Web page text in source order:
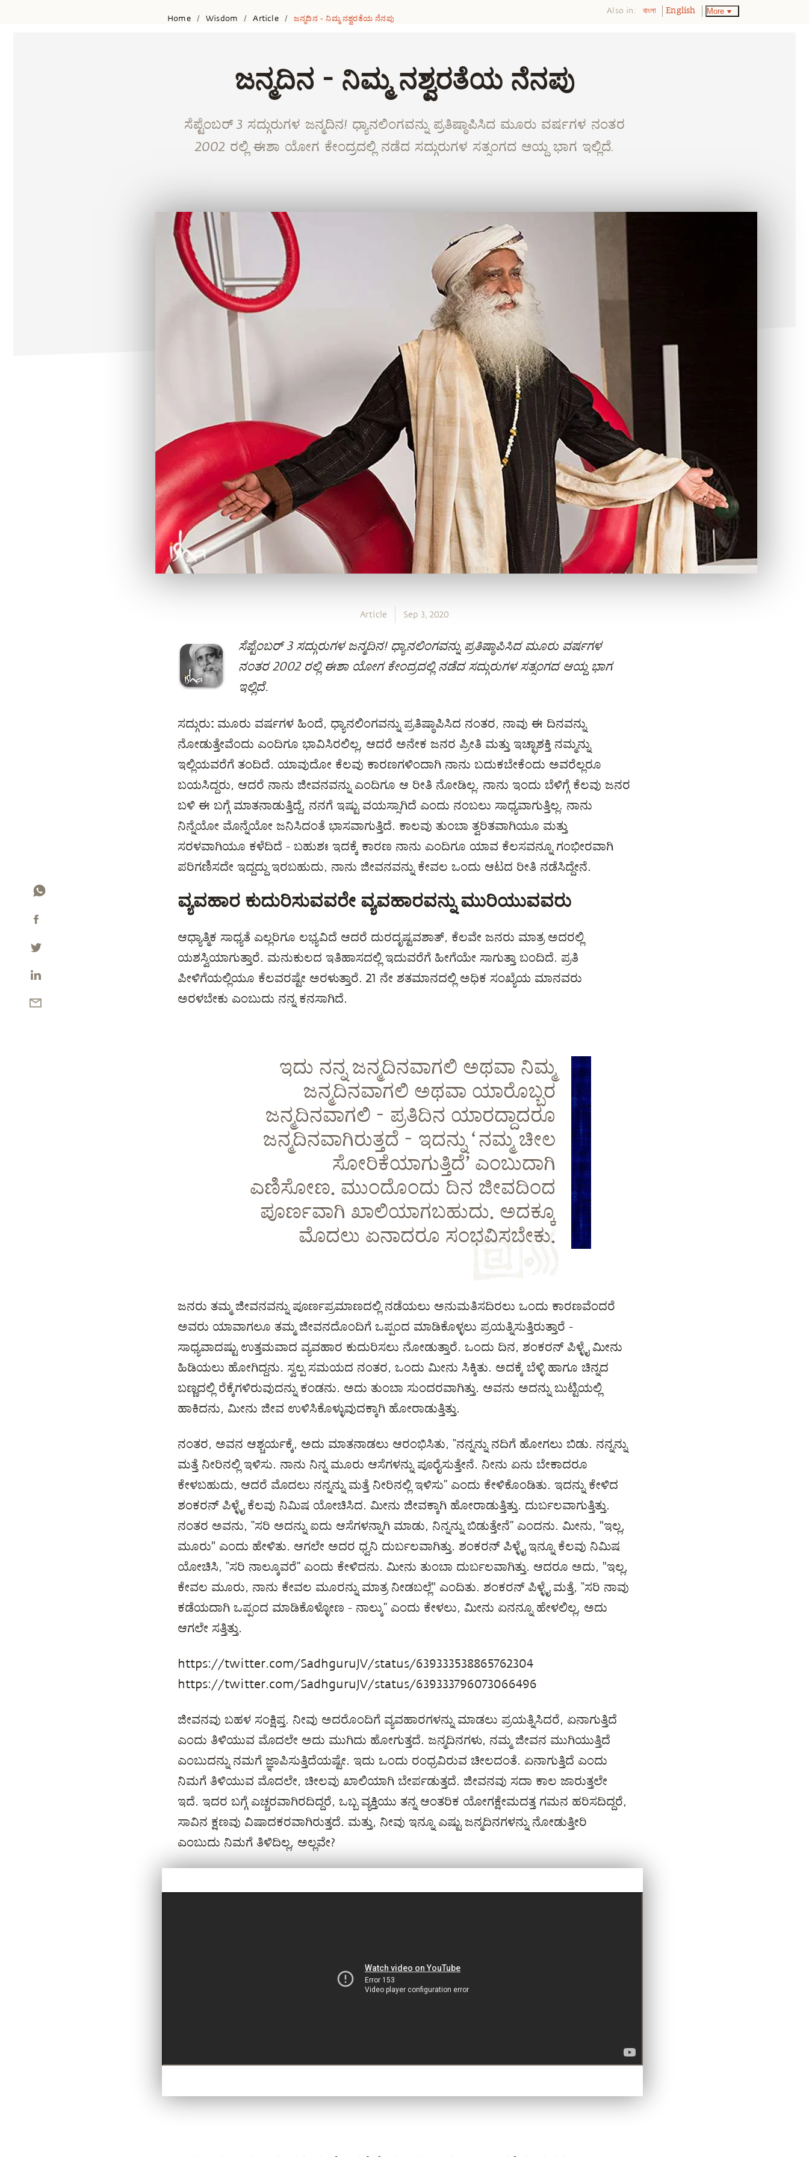
Home / Wisdom / Article / ಜನ್ಮದಿನ - ನಿಮ್ಮ ನಶ್ವರತೆಯ ನೆನಪು
Also in: বাংলা English More
ಜನ್ಮದಿನ - ನಿಮ್ಮ ನಶ್ವರತೆಯ ನೆನಪು
ಸೆಪ್ಟೆಂಬರ್ 3 ಸದ್ಗುರುಗಳ ಜನ್ಮದಿನ! ಧ್ಯಾನಲಿಂಗವನ್ನು ಪ್ರತಿಷ್ಠಾಪಿಸಿದ ಮೂರು ವರ್ಷಗಳ ನಂತರ
2002 ರಲ್ಲಿ ಈಶಾ ಯೋಗ ಕೇಂದ್ರದಲ್ಲಿ ನಡೆದ ಸದ್ಗುರುಗಳ ಸತ್ಸಂಗದ ಆಯ್ದ ಭಾಗ ಇಲ್ಲಿದೆ.
Article Sep 3, 2020
ಸೆಪ್ಟೆಂಬರ್ 3 ಸದ್ಗುರುಗಳ ಜನ್ಮದಿನ! ಧ್ಯಾನಲಿಂಗವನ್ನು ಪ್ರತಿಷ್ಠಾಪಿಸಿದ ಮೂರು ವರ್ಷಗಳ
ನಂತರ 2002 ರಲ್ಲಿ ಈಶಾ ಯೋಗ ಕೇಂದ್ರದಲ್ಲಿ ನಡೆದ ಸದ್ಗುರುಗಳ ಸತ್ಸಂಗದ ಆಯ್ದ ಭಾಗ
ಇಲ್ಲಿದೆ.
ಸದ್ಗುರು: ಮೂರು ವರ್ಷಗಳ ಹಿಂದೆ, ಧ್ಯಾನಲಿಂಗವನ್ನು ಪ್ರತಿಷ್ಠಾಪಿಸಿದ ನಂತರ, ನಾವು ಈ ದಿನವನ್ನು
ನೋಡುತ್ತೇವೆಂದು ಎಂದಿಗೂ ಭಾವಿಸಿರಲಿಲ್ಲ, ಆದರೆ ಅನೇಕ ಜನರ ಪ್ರೀತಿ ಮತ್ತು ಇಚ್ಛಾಶಕ್ತಿ ನಮ್ಮನ್ನು
ಇಲ್ಲಿಯವರೆಗೆ ತಂದಿದೆ. ಯಾವುದೋ ಕೆಲವು ಕಾರಣಗಳಿಂದಾಗಿ ನಾನು ಬದುಕಬೇಕೆಂದು ಅವರೆಲ್ಲರೂ
ಬಯಸಿದ್ದರು, ಆದರೆ ನಾನು ಜೀವನವನ್ನು ಎಂದಿಗೂ ಆ ರೀತಿ ನೋಡಿಲ್ಲ. ನಾನು ಇಂದು ಬೆಳಿಗ್ಗೆ ಕೆಲವು ಜನರ
ಬಳಿ ಈ ಬಗ್ಗೆ ಮಾತನಾಡುತ್ತಿದ್ದೆ, ನನಗೆ ಇಷ್ಟು ವಯಸ್ಸಾಗಿದೆ ಎಂದು ನಂಬಲು ಸಾಧ್ಯವಾಗುತ್ತಿಲ್ಲ. ನಾನು
ನಿನ್ನೆಯೋ ಮೊನ್ನೆಯೋ ಜನಿಸಿದಂತೆ ಭಾಸವಾಗುತ್ತಿದೆ. ಕಾಲವು ತುಂಬಾ ತ್ವರಿತವಾಗಿಯೂ ಮತ್ತು
ಸರಳವಾಗಿಯೂ ಕಳೆದಿದೆ - ಬಹುಶಃ ಇದಕ್ಕೆ ಕಾರಣ ನಾನು ಎಂದಿಗೂ ಯಾವ ಕೆಲಸವನ್ನೂ ಗಂಭೀರವಾಗಿ
ಪರಿಗಣಿಸದೇ ಇದ್ದದ್ದು ಇರಬಹುದು, ನಾನು ಜೀವನವನ್ನು ಕೇವಲ ಒಂದು ಆಟದ ರೀತಿ ನಡೆಸಿದ್ದೇನೆ.
ವ್ಯವಹಾರ ಕುದುರಿಸುವವರೇ ವ್ಯವಹಾರವನ್ನು ಮುರಿಯುವವರು
ಆಧ್ಯಾತ್ಮಿಕ ಸಾಧ್ಯತೆ ಎಲ್ಲರಿಗೂ ಲಭ್ಯವಿದೆ ಆದರೆ ದುರದೃಷ್ಟವಶಾತ್, ಕೆಲವೇ ಜನರು ಮಾತ್ರ ಅದರಲ್ಲಿ
ಯಶಸ್ವಿಯಾಗುತ್ತಾರೆ. ಮನುಕುಲದ ಇತಿಹಾಸದಲ್ಲಿ ಇದುವರೆಗೆ ಹೀಗೆಯೇ ಸಾಗುತ್ತಾ ಬಂದಿದೆ. ಪ್ರತಿ
ಪೀಳಿಗೆಯಲ್ಲಿಯೂ ಕೆಲವರಷ್ಟೇ ಅರಳುತ್ತಾರೆ. 21 ನೇ ಶತಮಾನದಲ್ಲಿ ಅಧಿಕ ಸಂಖ್ಯೆಯ ಮಾನವರು
ಅರಳಬೇಕು ಎಂಬುದು ನನ್ನ ಕನಸಾಗಿದೆ.
ಇದು ನನ್ನ ಜನ್ಮದಿನವಾಗಲಿ ಅಥವಾ ನಿಮ್ಮ
ಜನ್ಮದಿನವಾಗಲಿ ಅಥವಾ ಯಾರೊಬ್ಬರ
ಜನ್ಮದಿನವಾಗಲಿ - ಪ್ರತಿದಿನ ಯಾರದ್ದಾದರೂ
ಜನ್ಮದಿನವಾಗಿರುತ್ತದೆ - ಇದನ್ನು ‘ನಮ್ಮ ಚೀಲ
ಸೋರಿಕೆಯಾಗುತ್ತಿದೆ’ ಎಂಬುದಾಗಿ
ಎಣಿಸೋಣ. ಮುಂದೊಂದು ದಿನ ಜೀವದಿಂದ
ಪೂರ್ಣವಾಗಿ ಖಾಲಿಯಾಗಬಹುದು. ಅದಕ್ಕೂ
ಮೊದಲು ಏನಾದರೂ ಸಂಭವಿಸಬೇಕು.
ಜನರು ತಮ್ಮ ಜೀವನವನ್ನು ಪೂರ್ಣಪ್ರಮಾಣದಲ್ಲಿ ನಡೆಯಲು ಅನುಮತಿಸದಿರಲು ಒಂದು ಕಾರಣವೆಂದರೆ
ಅವರು ಯಾವಾಗಲೂ ತಮ್ಮ ಜೀವನದೊಂದಿಗೆ ಒಪ್ಪಂದ ಮಾಡಿಕೊಳ್ಳಲು ಪ್ರಯತ್ನಿಸುತ್ತಿರುತ್ತಾರೆ -
ಸಾಧ್ಯವಾದಷ್ಟು ಉತ್ತಮವಾದ ವ್ಯವಹಾರ ಕುದುರಿಸಲು ನೋಡುತ್ತಾರೆ. ಒಂದು ದಿನ, ಶಂಕರನ್ ಪಿಳ್ಳೈ ಮೀನು
ಹಿಡಿಯಲು ಹೋಗಿದ್ದನು. ಸ್ವಲ್ಪ ಸಮಯದ ನಂತರ, ಒಂದು ಮೀನು ಸಿಕ್ಕಿತು. ಅದಕ್ಕೆ ಬೆಳ್ಳಿ ಹಾಗೂ ಚಿನ್ನದ
ಬಣ್ಣದಲ್ಲಿ ರೆಕ್ಕೆಗಳಿರುವುದನ್ನು ಕಂಡನು. ಅದು ತುಂಬಾ ಸುಂದರವಾಗಿತ್ತು. ಅವನು ಅದನ್ನು ಬುಟ್ಟಿಯಲ್ಲಿ
ಹಾಕಿದನು, ಮೀನು ಜೀವ ಉಳಿಸಿಕೊಳ್ಳುವುದಕ್ಕಾಗಿ ಹೋರಾಡುತ್ತಿತ್ತು.
ನಂತರ, ಅವನ ಆಶ್ಚರ್ಯಕ್ಕೆ, ಅದು ಮಾತನಾಡಲು ಆರಂಭಿಸಿತು, “ನನ್ನನ್ನು ನದಿಗೆ ಹೋಗಲು ಬಿಡು. ನನ್ನನ್ನು
ಮತ್ತೆ ನೀರಿನಲ್ಲಿ ಇಳಿಸು. ನಾನು ನಿನ್ನ ಮೂರು ಆಸೆಗಳನ್ನು ಪೂರೈಸುತ್ತೇನೆ. ನೀನು ಏನು ಬೇಕಾದರೂ
ಕೇಳಬಹುದು, ಆದರೆ ಮೊದಲು ನನ್ನನ್ನು ಮತ್ತೆ ನೀರಿನಲ್ಲಿ ಇಳಿಸು” ಎಂದು ಕೇಳಿಕೊಂಡಿತು. ಇದನ್ನು ಕೇಳಿದ
ಶಂಕರನ್ ಪಿಳ್ಳೈ ಕೆಲವು ನಿಮಿಷ ಯೋಚಿಸಿದ. ಮೀನು ಜೀವಕ್ಕಾಗಿ ಹೋರಾಡುತ್ತಿತ್ತು. ದುರ್ಬಲವಾಗುತ್ತಿತ್ತು.
ನಂತರ ಅವನು, “ಸರಿ ಅದನ್ನು ಐದು ಆಸೆಗಳನ್ನಾಗಿ ಮಾಡು, ನಿನ್ನನ್ನು ಬಿಡುತ್ತೇನೆ” ಎಂದನು. ಮೀನು, "ಇಲ್ಲ,
ಮೂರು" ಎಂದು ಹೇಳಿತು. ಆಗಲೇ ಅದರ ಧ್ವನಿ ದುರ್ಬಲವಾಗಿತ್ತು. ಶಂಕರನ್ ಪಿಳ್ಳೈ ಇನ್ನೂ ಕೆಲವು ನಿಮಿಷ
ಯೋಚಿಸಿ, “ಸರಿ ನಾಲ್ಕೂವರೆ” ಎಂದು ಕೇಳಿದನು. ಮೀನು ತುಂಬಾ ದುರ್ಬಲವಾಗಿತ್ತು. ಆದರೂ ಅದು, "ಇಲ್ಲ,
ಕೇವಲ ಮೂರು, ನಾನು ಕೇವಲ ಮೂರನ್ನು ಮಾತ್ರ ನೀಡಬಲ್ಲೆ" ಎಂದಿತು. ಶಂಕರನ್ ಪಿಳ್ಳೈ ಮತ್ತೆ, “ಸರಿ ನಾವು
ಕಡೆಯದಾಗಿ ಒಪ್ಪಂದ ಮಾಡಿಕೊಳ್ಳೋಣ - ನಾಲ್ಕು” ಎಂದು ಕೇಳಲು, ಮೀನು ಏನನ್ನೂ ಹೇಳಲಿಲ್ಲ, ಅದು
ಆಗಲೇ ಸತ್ತಿತ್ತು.
https://twitter.com/SadhguruJV/status/639333538865762304
https://twitter.com/SadhguruJV/status/639333796073066496
ಜೀವನವು ಬಹಳ ಸಂಕ್ಷಿಪ್ತ. ನೀವು ಅದರೊಂದಿಗೆ ವ್ಯವಹಾರಗಳನ್ನು ಮಾಡಲು ಪ್ರಯತ್ನಿಸಿದರೆ, ಏನಾಗುತ್ತಿದೆ
ಎಂದು ತಿಳಿಯುವ ಮೊದಲೇ ಅದು ಮುಗಿದು ಹೋಗುತ್ತದೆ. ಜನ್ಮದಿನಗಳು, ನಮ್ಮ ಜೀವನ ಮುಗಿಯುತ್ತಿದೆ
ಎಂಬುದನ್ನು ನಮಗೆ ಜ್ಞಾಪಿಸುತ್ತಿದೆಯಷ್ಟೇ. ಇದು ಒಂದು ರಂಧ್ರವಿರುವ ಚೀಲದಂತೆ. ಏನಾಗುತ್ತಿದೆ ಎಂದು
ನಿಮಗೆ ತಿಳಿಯುವ ಮೊದಲೇ, ಚೀಲವು ಖಾಲಿಯಾಗಿ ಬೇರ್ಪಡುತ್ತದೆ. ಜೀವನವು ಸದಾ ಕಾಲ ಜಾರುತ್ತಲೇ
ಇದೆ. ಇದರ ಬಗ್ಗೆ ಎಚ್ಚರವಾಗಿರದಿದ್ದರೆ, ಒಬ್ಬ ವ್ಯಕ್ತಿಯು ತನ್ನ ಆಂತರಿಕ ಯೋಗಕ್ಷೇಮದತ್ತ ಗಮನ ಹರಿಸದಿದ್ದರೆ,
ಸಾವಿನ ಕ್ಷಣವು ವಿಷಾದಕರವಾಗಿರುತ್ತದೆ. ಮತ್ತು, ನೀವು ಇನ್ನೂ ಎಷ್ಟು ಜನ್ಮದಿನಗಳನ್ನು ನೋಡುತ್ತೀರಿ
ಎಂಬುದು ನಿಮಗೆ ತಿಳಿದಿಲ್ಲ, ಅಲ್ಲವೇ?